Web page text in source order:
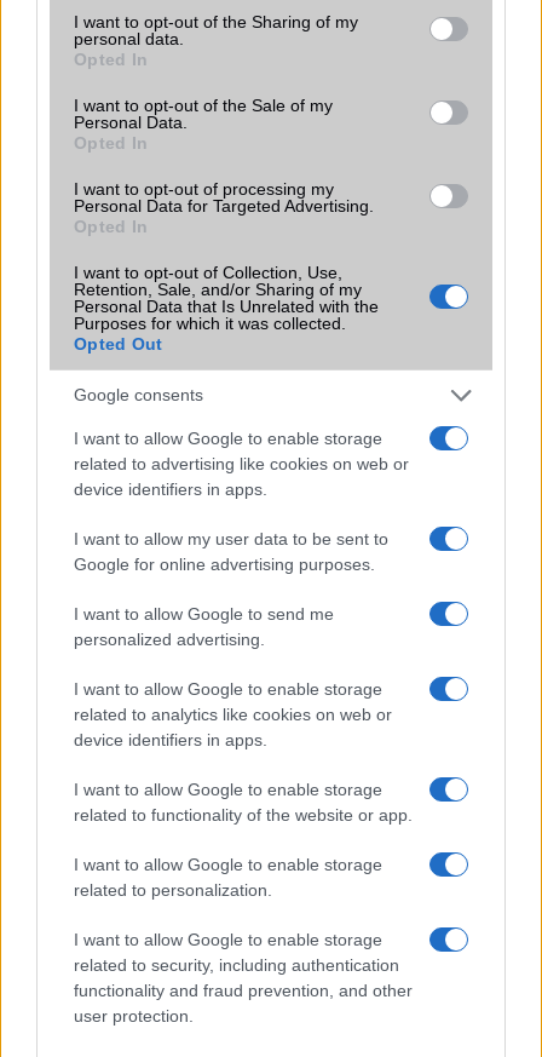
not limited to your visit or usage behaviour. You may click to
grant or deny consent to Google and its third-party tags to
use your data for below specified purposes in below Google
consent section.
I want to opt-out of the Sharing of my
personal data.
Opted In
I want to opt-out of the Sale of my
Personal Data.
Opted In
I want to opt-out of processing my
Personal Data for Targeted Advertising.
Opted In
I want to opt-out of Collection, Use,
Retention, Sale, and/or Sharing of my
Personal Data that Is Unrelated with the
Purposes for which it was collected.
Opted Out
Google consents
I want to allow Google to enable storage
related to advertising like cookies on web or
device identifiers in apps.
I want to allow my user data to be sent to
Google for online advertising purposes.
I want to allow Google to send me
personalized advertising.
I want to allow Google to enable storage
related to analytics like cookies on web or
device identifiers in apps.
I want to allow Google to enable storage
related to functionality of the website or app.
I want to allow Google to enable storage
related to personalization.
I want to allow Google to enable storage
related to security, including authentication
functionality and fraud prevention, and other
user protection.
Terület Globális
Funkciók
Brand
S - lokális változat kis
eltéréssel az alap készüléktõl!
Limited Edition Nincs
SAR
Nincs publikus adat!
N/A = Nincs adat. Legutóbbi frissítés: 2026-07-13 19:00:00
Új és Használt GSM kiemelt ajánlatok
Apple iPhone 17e
Euro Gsm
229.000 Ft (új)
Apple iPhone 16 Pro